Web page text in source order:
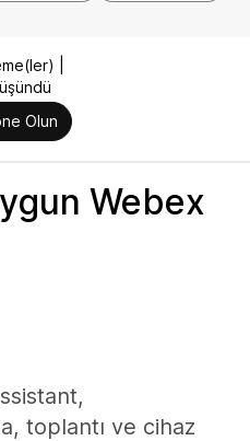
|
Olun
Webex
toplantı ve cihaz